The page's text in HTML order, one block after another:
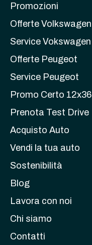
Promozioni
Offerte Volkswagen
Service Vokswagen
Offerte Peugeot
Service Peugeot
Promo Certo 12x36
Prenota Test Drive
Acquisto Auto
Vendi la tua auto
Sostenibilità
Blog
Lavora con noi
Chi siamo
Contatti